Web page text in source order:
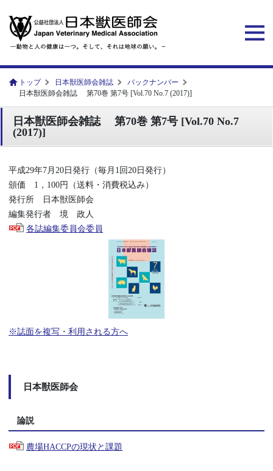
トップ 日本獣医師会雑誌
バックナンバー
日本獣医師会雑誌 第70巻 第7号 [Vol.70 No.7 (2017)]
日本獣医師会雑誌 第70巻 第7号 [Vol.70 No.7
(2017)]
平成29年7月20日発行（毎月1回20日発行）
頒価 1，100円（送料・消費税込み）
発行所 日本獣医師会
編集発行者 境 政人
各誌編集委員会委員
※誌面を複写・利用される方へ
日本獣医師会
論説
農場HACCPの現状と課題